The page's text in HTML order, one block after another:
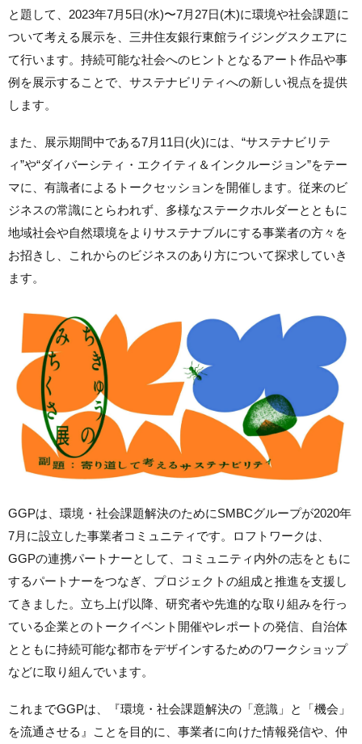
と題して、2023年7月5日(水)〜7月27日(木)に環境や社会課題に
ついて考える展示を、三井住友銀行東館ライジングスクエアに
て行います。持続可能な社会へのヒントとなるアート作品や事
例を展示することで、サステナビリティへの新しい視点を提供
します。
また、展示期間中である7月11日(火)には、“サステナビリテ
ィ”や“ダイバーシティ・エクイティ＆インクルージョン”をテー
マに、有識者によるトークセッションを開催します。従来のビ
ジネスの常識にとらわれず、多様なステークホルダーとともに
地域社会や自然環境をよりサステナブルにする事業者の方々を
お招きし、これからのビジネスのあり方について探求していき
ます。
GGPは、環境・社会課題解決のためにSMBCグループが2020年
7月に設立した事業者コミュニティです。ロフトワークは、
GGPの連携パートナーとして、コミュニティ内外の志をともに
するパートナーをつなぎ、プロジェクトの組成と推進を支援し
てきました。立ち上げ以降、研究者や先進的な取り組みを行っ
ている企業とのトークイベント開催やレポートの発信、自治体
とともに持続可能な都市をデザインするためのワークショップ
などに取り組んでいます。
これまでGGPは、『環境・社会課題解決の「意識」と「機会」
を流通させる』ことを目的に、事業者に向けた情報発信や、仲